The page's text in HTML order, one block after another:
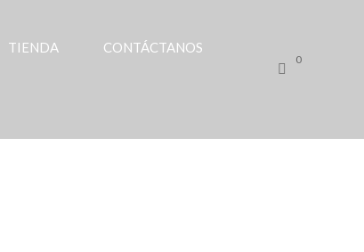
TIENDA CONTÁCTANOS
0